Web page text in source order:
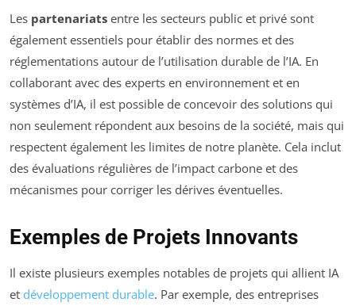
Les partenariats entre les secteurs public et privé sont
également essentiels pour établir des normes et des
réglementations autour de l’utilisation durable de l’IA. En
collaborant avec des experts en environnement et en
systèmes d’IA, il est possible de concevoir des solutions qui
non seulement répondent aux besoins de la société, mais qui
respectent également les limites de notre planète. Cela inclut
des évaluations régulières de l’impact carbone et des
mécanismes pour corriger les dérives éventuelles.
Exemples de Projets Innovants
Il existe plusieurs exemples notables de projets qui allient IA
et développement durable. Par exemple, des entreprises